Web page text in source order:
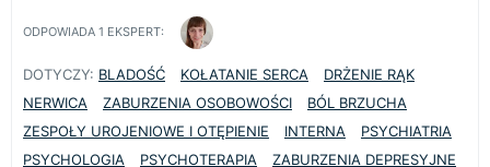
ODPOWIADA 1 EKSPERT:
DOTYCZY: BLADOŚĆ KOŁATANIE SERCA
DRŻENIE RĄK
NERWICA
ZABURZENIA OSOBOWOŚCI
BÓL BRZUCHA
ZESPOŁY UROJENIOWE I OTĘPIENIE
INTERNA
PSYCHIATRIA
PSYCHOLOGIA
PSYCHOTERAPIA ZABURZENIA DEPRESYJNE